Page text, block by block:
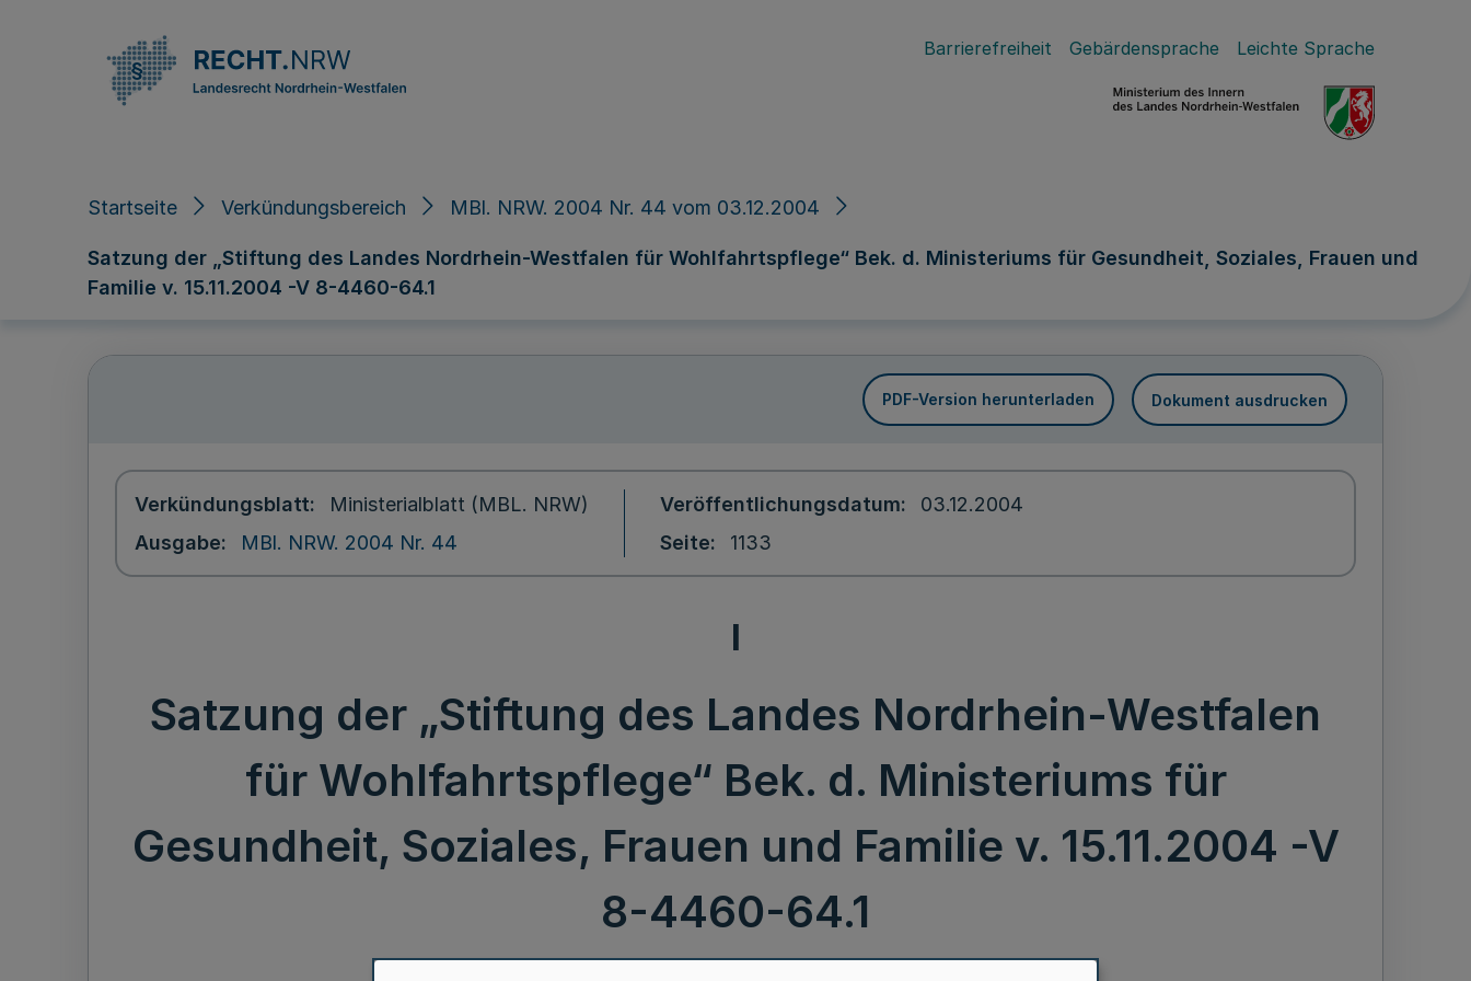
Barrierefreiheit Gebärdensprache Leichte Sprache
Startseite Verkündungsbereich MBl. NRW. 2004 Nr. 44 vom 03.12.2004
Satzung der „Stiftung des Landes Nordrhein-Westfalen für Wohlfahrtspflege“ Bek. d. Ministeriums für Gesundheit, Soziales, Frauen und
Familie v. 15.11.2004 -V 8-4460-64.1
PDF-Version herunterladen Dokument ausdrucken
Verkündungsblatt
Ministerialblatt (MBL. NRW)
Ausgabe
MBl. NRW. 2004 Nr. 44
Veröffentlichungsdatum
03.12.2004
Seite
1133
I
Satzung der „Stiftung des Landes Nordrhein-Westfalen
für Wohlfahrtspflege“ Bek. d. Ministeriums für
Gesundheit, Soziales, Frauen und Familie v. 15.11.2004 -V
8-4460-64.1